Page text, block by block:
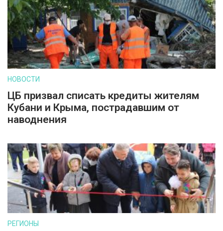
НОВОСТИ
ЦБ призвал списать кредиты жителям
Кубани и Крыма, пострадавшим от
наводнения
РЕГИОНЫ